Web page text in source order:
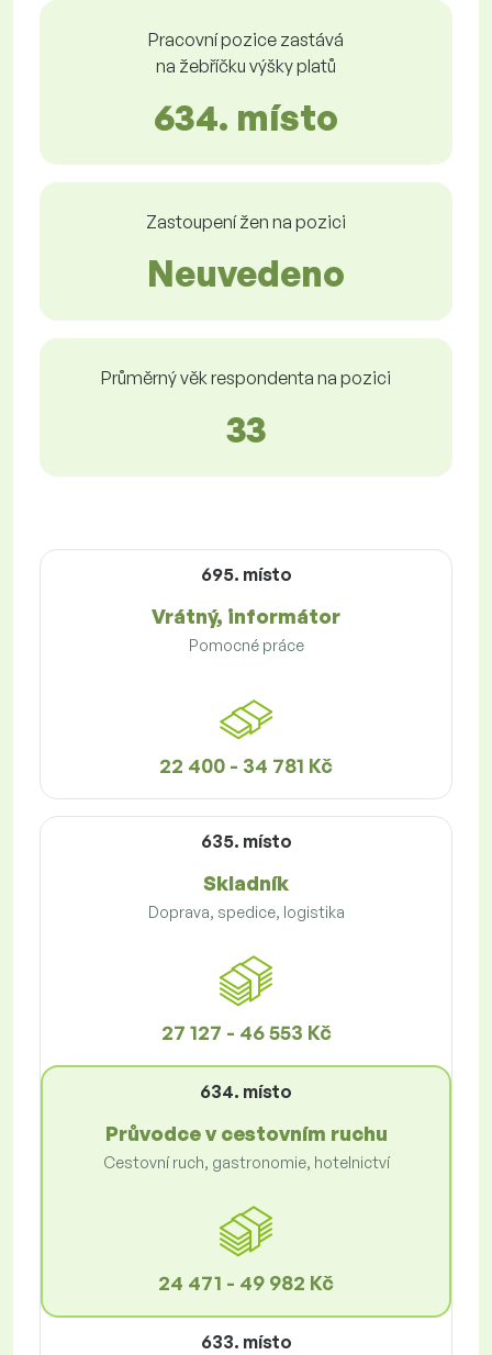
Pracovní pozice zastává
na žebříčku výšky platů
634. místo
Zastoupení žen na pozici
Neuvedeno
Průměrný věk respondenta na pozici
33
695. místo
Vrátný, informátor
Pomocné práce
22 400 - 34 781 Kč
635. místo
Skladník
Doprava, spedice, logistika
27 127 - 46 553 Kč
634. místo
Průvodce v cestovním ruchu
Cestovní ruch, gastronomie, hotelnictví
24 471 - 49 982 Kč
633. místo